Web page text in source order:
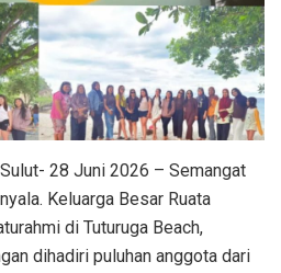
28 Juni 2026 – Semangat
Keluarga Besar Ruata
di Tuturuga Beach,
dihadiri puluhan anggota dari